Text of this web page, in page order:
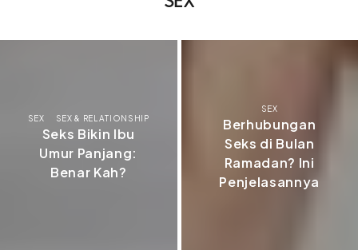
SEX SEX & RELATIONSHIP
Seks Bikin Ibu
Umur Panjang:
Benar Kah?
SEX
Berhubungan
Seks di Bulan
Ramadan? Ini
Penjelasannya